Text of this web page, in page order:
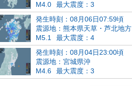
M4.0
最大震度：3
発生時刻：08月06日07:59頃
震源地：熊本県天草・芦北地方
M5.1
最大震度：4
発生時刻：08月04日23:00頃
震源地：宮城県沖
M4.6
最大震度：3